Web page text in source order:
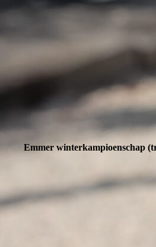
Emmer winterkampioenschap